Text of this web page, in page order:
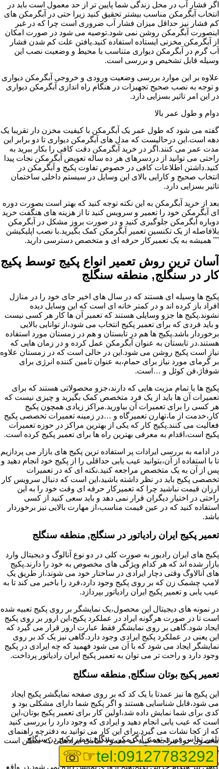
اگر فشار آب در محل زندگی شما پایین تر از حد معمول است باید در
انتخاب آبگرمکن مناسب بیشتر تحقیق کنید زیرا حتی در آبگرمکن های
کم فشار نیز حداقل میزان فشار آب ضروری است چرا که در غیر
اینصورت آبگرمکن روشن نمی شود.توصیه می شود در صورت امکان
از آبگرمکن مخزنی ایستاده استفاده کنید.یافتن علت کم شدن فشار
آب گرم در آبگرمکن دیواری متناسب با محیط و وضعیت نصب این
وسیله قابل تشخیص و بررسی است.
علاوه بر این موارد بررسی وضعیت ورودی و خروجی آبگرمکن دیواری
و توجه به نصب صحیح تجهیزات در هنگام راه اندازی آبگرمکن دیواری
در این امر تاثیر بسزایی دارد.
دوام و طول عمر بالا
گفته می شود که طول عمر یک آبگرمکن با کیفیت مخزن دار تقریبا یک
دهه است.این درحالیست که مدل های آبگرمکن دیواری تا دو برابر این
مدت عمر می کنند.اگر در خرید آبگرمکن دقت کافی را بکار ببرید به
راحتی می توانید از دردسرهای هر ده ساله تعویض آبگرمکن نجات پیدا
کنید.داشتن اطلاعات کافی در خصوص تفاوت پکیج و آبگرمکن در
انتخاب صحیح و کارایی بالای این وسایل در سیستم داخلی ساختمان
تاثیر بسزایی دارد.
بعد از خرید آبگرمکن به این نکته توجه کنید که بهتر است بصورت دوره
ای آبگرمکن خود را تعمیر و سرویس کنید تا از هزینه های هنگفت خرید
دوباره آبگرمکن جلوگیری کنید و در صورت بروز مشکل در آبگرمکن
بلافاصله از یک تکنسین تعمیر آبگرمکن کمک بگیرید.با نصب اپلیکیشن
"" همیشه به یک تعمیرکار حرفه ای و متخصص دسترسی دارید.
آسان ترین روش تعمیر انواع پکیج توسط پکیج
کار در سنگلج, منطقه سنگلج
پکیج ها وسیله ای هستند که در سال های اخیر جای خود را در منازل
افراد باز کرده اند و در کمتر خانه ای است که این وسایل دیده
نشوند.پکیج ها جزو وسایلی هستند که تعمیر آن ها کار هر کسی نیست
و باید فردی که برای تعمیر پکیج انتخاب می شود،از توانایی بالایی
برخوردار باشد.پکیج ها هم در تابستان و هم در زمستان مورد استفاده
هستند.در تابستان به عنوان آبگرمکن عمل کرده و در زمان هایی که
نیاز است پکیج روشن می شود.این در حالی است که در زمستان علاوه
بر گرمای مورد نیاز برای حمام،به عنوان تامین کننده انرژی برای
شوفاژ،فن کوئل و …است.
پکیج ها با تمام مزیت هایی که دارند،جزو محصولاتی هستند که برای
تعمیرات آن ها باید از یک فرد متخصص کمک بگیرید و چیزی نیست که
هر کسی را برای تعمیرات آن بیاورید.مراکز زیادی همچون پکیج
کار،خدمت از ما،تهارن تعمیرگاه و …در زمینه تعمیرات تخصصی پکیج
فعالیت می کنند.پکیج کار که یکی از بهترین مراکز در حوزه تعمیرات
پکیج است،اقدام به معرفی بهترین راه ها برای تعمیر پکیج کرده است.
در ادامه به بررسی ایرادات پر استفاده ترین پکیج های بازار می پردازیم
تا با استفاده از آن،بتوانید عیب یابی حداقلی را از پکیج خود انجام دهید و
پس از آن به یک متخصص مراجعه کنید.نکته ای که در تعمیرات
تخصصی پکیج باید در نظر داشته باشید،این است که دنبال سرویس کار
ارزان قیمت نباشید چرا که تعمیرکار حرفه ای وقت خود را به این
راحتی در اختیار دیگران قرار نمی دهد و باید سعی کنید از کسی
استفاده کنید که در عین قیمت مناسب،از مهارت بالایی نیز برخوردار
باشد.
تعمیر پکیج ایران رادیاتور در سنگلج, منطقه سنگلج
پکیج های ایران رادیور به صورت کلی در دو نوع آنالوگ و دیجیتال وارد
بازار شده اند که هر کدام ویژگی های مخصوص به خود را دارند.پکیج
های آنالاوگ وقتی دچار ایرادی در ساختار خود می شوند،از طریق یک
لامپ چشمک زن که بر روی پکیج وجود دارد،فرد را باخبر می کند تا به
عیب یابی و تعمیر پکیج ایران رادیاتور بپردازد.
در نمونه های دیجیتال این محصول،یک نمایشگر بر روی پکیج تعبیه شده
است تا در صورت هرگونه ایراد در عملکرد پکیج،این ارور بر روی پکیج
ایجاد شود.گاهی بر روی نمایشگر فقط عبارت ارور قرار می گیرد که
این یعنی در عملکرد پکیج ایرادی وجود دارد.گاهی نیز یک کد بر روی
نمایشگر ایجاد می شود که با آن می شود فهمید که چه ایرادی در پکیج
وجود دارد و راحت تر می توان به تعمیر پکیج ایران رادیاتور پرداخت.
تعمیر پکیج بوتان سنگلج, منطقه سنگلج
این پکیج ها نیز عمدتا با یک کد که بر روی صفحه نمایگشر پکیج ایجاد
می شود،قابل شناسایی هستند و اگر پکیج شما دارای مشکلی بود و
کدی برای شما نمایش داده شد،اولین کار برای تعمیر پکیج بوتان،این
است که عیب یابی انجام دهید و ایرادی که وجود دارد را بررسی کنید
که از کجا نشات می گیرد.برای این کار می توانید به دفترچه راهنمای
محصول خود مراجعه کنید که معمولا تمامی ایرادهایی که ممکن است
برای پکیج پیش بیاید در آن قرار گرفته است.
گاهی نیز هنگام خرابی پکیج،هیچ اروری نمایش داده نمی شود.در واقع
تلفن تماس فوریتعمیر آبگرمکن سنگلج,تعمیر پکیج در سنگلج
tel:09127783292
☞☏